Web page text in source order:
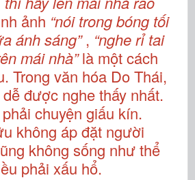
ảnh “nói trong bóng tối
ánh sáng”, “nghe rỉ tai
mái nhà”là một cách
Trong văn hóa Do Thái,
được nghe thấy nhất.
chuyện giấu kín.
không áp đặt người
không sống như thể
phải xấu hổ.